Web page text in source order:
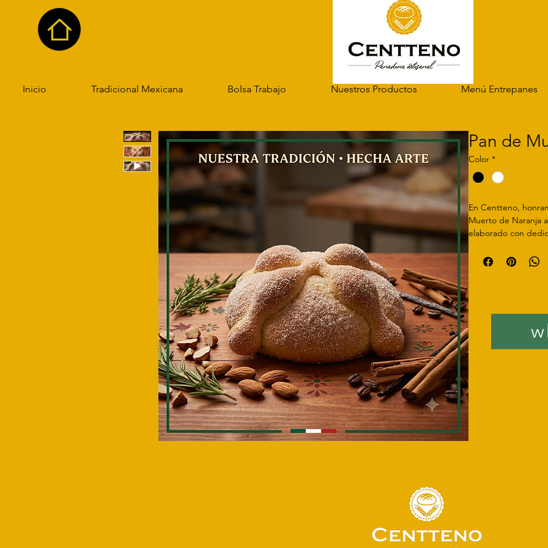
Inicio Tradicional Mexicana Bolsa Trabajo Nuestros Productos Menú Entrepanes
Pan de
Color *
En Centteno,
Muerto de Naranja
elaborado con
nuestra panadería